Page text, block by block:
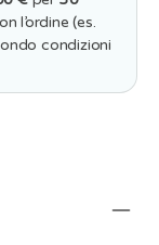
l’ordine (es.
condizioni